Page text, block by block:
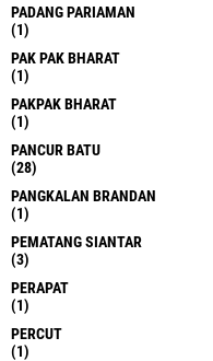
PADANG PARIAMAN
(1)
PAK PAK BHARAT
(1)
PAKPAK BHARAT
(1)
PANCUR BATU
(28)
PANGKALAN BRANDAN
(1)
PEMATANG SIANTAR
(3)
PERAPAT
(1)
PERCUT
(1)